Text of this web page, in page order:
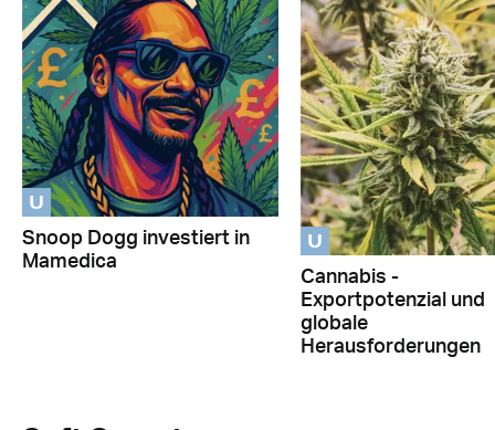
U
Snoop Dogg investiert in
Mamedica
U
Cannabis -
Exportpotenzial und
globale
Herausforderungen